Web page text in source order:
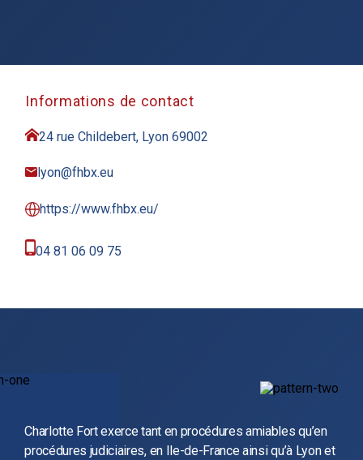
Informations de contact
24 rue Childebert, Lyon 69002
lyon@fhbx.eu
https://www.fhbx.eu/
04 81 06 09 75
Charlotte Fort exerce tant en procédures amiables qu’en
procédures judiciaires, en Ile-de-France ainsi qu’à Lyon et